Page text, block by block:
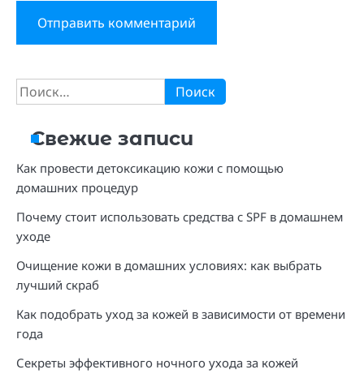
Найти:
Свежие записи
Как провести детоксикацию кожи с помощью
домашних процедур
Почему стоит использовать средства с SPF в домашнем
уходе
Очищение кожи в домашних условиях: как выбрать
лучший скраб
Как подобрать уход за кожей в зависимости от времени
года
Секреты эффективного ночного ухода за кожей